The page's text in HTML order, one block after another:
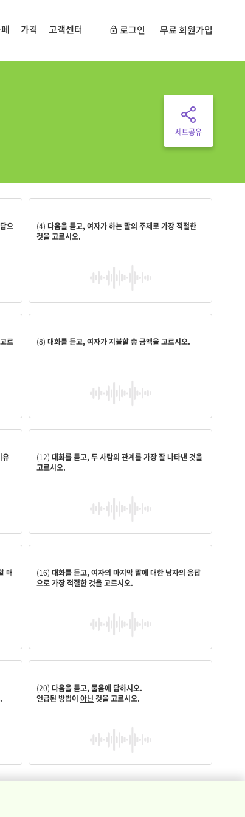
가격 고객센터 로그인 무료 회원가입
세트공유
으
(4) 다음을 듣고, 여자가 하는 말의 주제로 가장 적절한
것을 고르시오.
르
(8) 대화를 듣고, 여자가 지불할 총 금액을 고르시오.
유
(12) 대화를 듣고, 두 사람의 관계를 가장 잘 나타낸 것을
고르시오.
매
(16) 대화를 듣고, 여자의 마지막 말에 대한 남자의 응답
으로 가장 적절한 것을 고르시오.
(20) 다음을 듣고, 물음에 답하시오.
언급된 방법이 아닌 것을 고르시오.